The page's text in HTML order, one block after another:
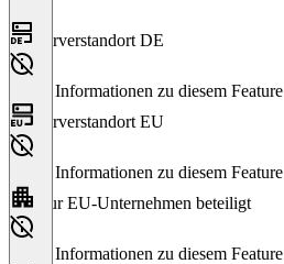
Serverstandort DE
Keine Informationen zu diesem Feature
Serverstandort EU
Keine Informationen zu diesem Feature
Nur EU-Unternehmen beteiligt
Keine Informationen zu diesem Feature